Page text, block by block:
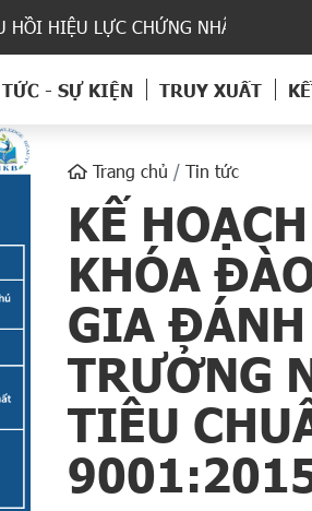
LỰC CHỨNG NHẬN HỢP TÁC XÃ
- SỰ KIỆN TRUY XUẤT
Trang chủ Tin tức
KẾ
KHÓA
GIA
TRƯỞNG
TIÊU